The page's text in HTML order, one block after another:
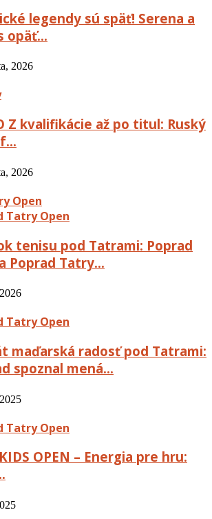
legendy sú späť! Serena a
opäť…
2026
Z kvalifikácie až po titul: Ruský
2026
Open
Tatry Open
tenisu pod Tatrami: Poprad
Poprad Tatry…
Tatry Open
maďarská radosť pod Tatrami:
spoznal mená…
Tatry Open
KIDS OPEN – Energia pre hru: